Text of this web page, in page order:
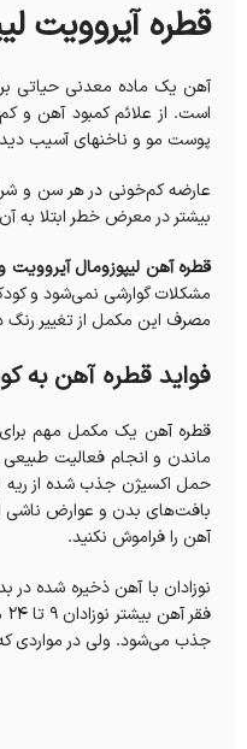
قطره آیروویت
آهن یک ماده معدنی حیاتی
است. از علائم کمبود آهن و
پوست مو و ناخنهای آسیب
عارضه کم‌خونی در هر سن و
بیشتر در معرض خطر ابتلا به
قطره آهن لیپوزومال آیروویت
مشکلات گوارشی نمی‌شود و
مصرف این مکمل از تغییر رنگ
فواید قطره آهن به
قطره آهن یک مکمل مهم
ماندن و انجام فعالیت
حمل اکسیژن جذب شده از ریه
بافت‌های بدن و عوارض ناشی
آهن را فراموش نکنید.
نوزادان با آهن ذخیره شده
جذب می‌شود. ولی در مواردی